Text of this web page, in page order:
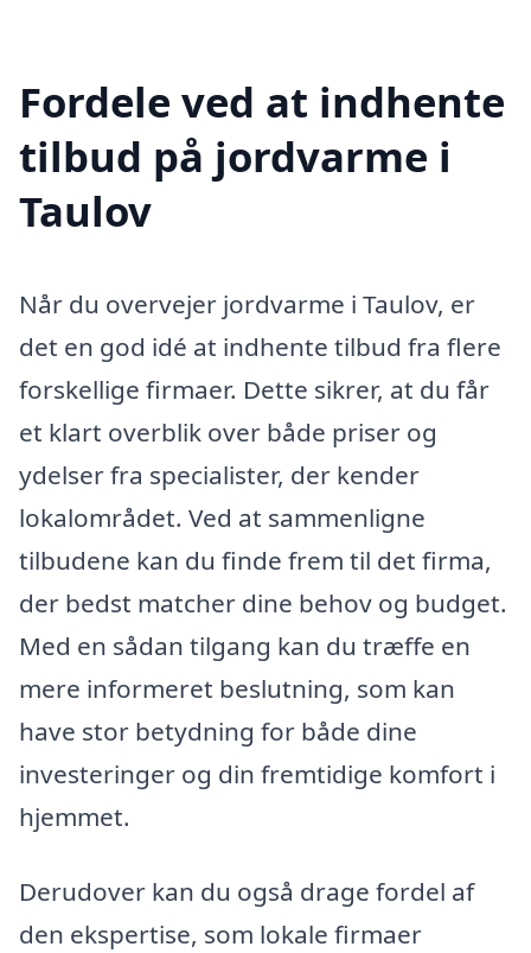
Fordele ved at indhente
tilbud på jordvarme i
Taulov
Når du overvejer jordvarme i Taulov, er
det en god idé at indhente tilbud fra flere
forskellige firmaer. Dette sikrer, at du får
et klart overblik over både priser og
ydelser fra specialister, der kender
lokalområdet. Ved at sammenligne
tilbudene kan du finde frem til det firma,
der bedst matcher dine behov og budget.
Med en sådan tilgang kan du træffe en
mere informeret beslutning, som kan
have stor betydning for både dine
investeringer og din fremtidige komfort i
hjemmet.
Derudover kan du også drage fordel af
den ekspertise, som lokale firmaer